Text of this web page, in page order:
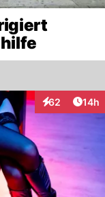
62
Interaktionen
14h